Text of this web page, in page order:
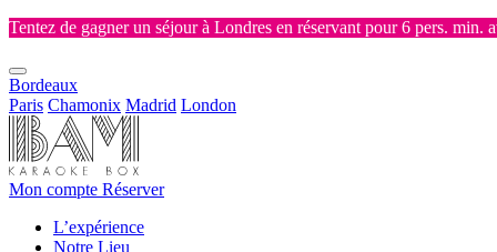
Tentez de gagner un séjour à Londres en réservant pour 6 pers. min.
Bordeaux
Paris Chamonix Madrid London
Mon compte Réserver
L’expérience
Notre Lieu